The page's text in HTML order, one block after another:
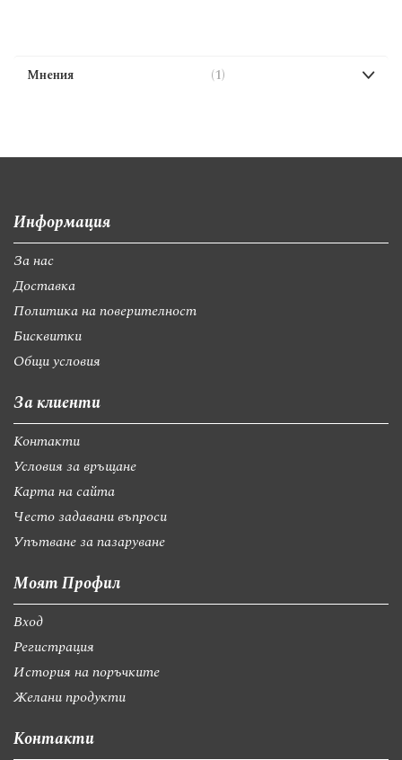
Мнения 1
Информация
За нас
Доставка
Политика на поверителност
Бисквитки
Общи условия
За клиенти
Контакти
Условия за връщане
Карта на сайта
Често задавани въпроси
Упътване за пазаруване
Моят Профил
Вход
Регистрация
История на поръчките
Желани продукти
Контакти